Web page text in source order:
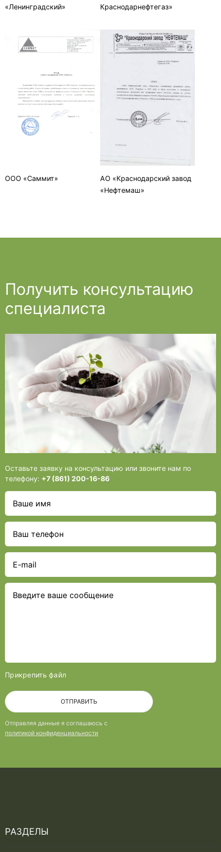
«Ленинградский»
Краснодарнефтегаз»
ООО «Саммит»
АО «Краснодарский завод
«Нефтемаш»
Получить консультацию
специалиста
Оставьте заявку на консультацию или звоните нам по
телефону: +7 (861) 200-16-86
Прикрепить файл
ОТПРАВИТЬ
Отправляя данные я соглашаюсь с
политикой конфиденциальности
РАЗДЕЛЫ